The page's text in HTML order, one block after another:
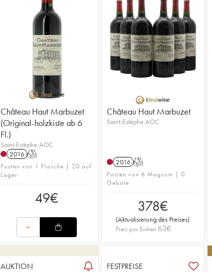
Château Haut Marbuzet
(Original-holzkiste ab 6
Fl.)
Saint-Estèphe AOC
2016 T
Posten von 1 Flasche | 20 auf
Lager
49€
Château Haut Marbuzet
Saint-Estèphe AOC
2016 T
Posten von 6 Magnum | 0
Gebote
378€
(Aktualisierung des Preises)
Preis pro Einheit 63€
AUKTION FESTPREISE